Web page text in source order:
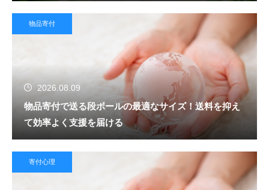
物品寄付
2026.08.09
物品寄付で送る段ボールの最適なサイズ！送料を抑え
て効率よく支援を届ける
寄付心理